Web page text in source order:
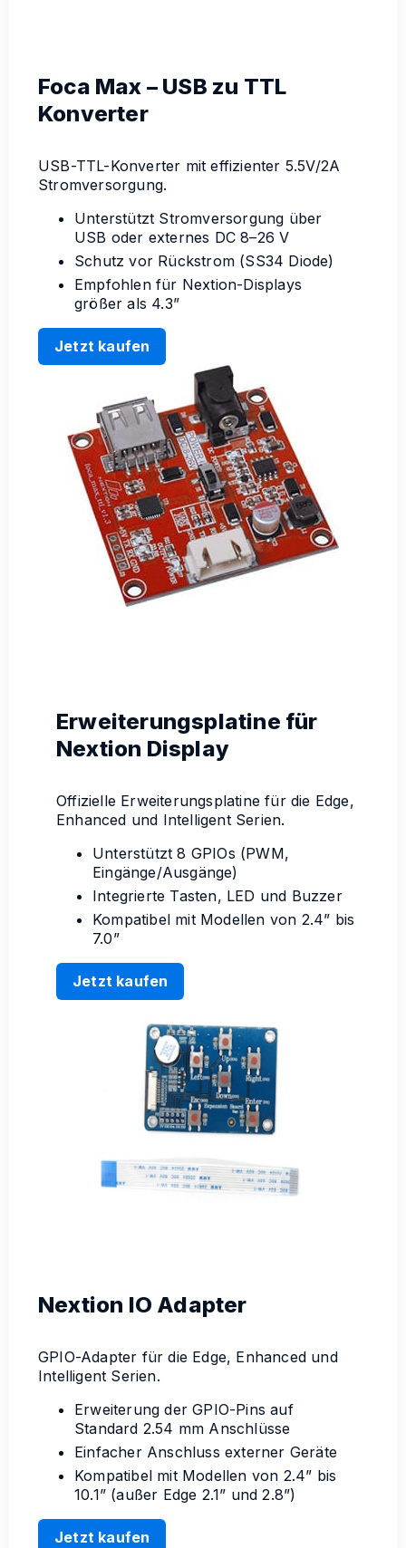
Foca Max – USB zu TTL
Konverter
USB-TTL-Konverter mit effizienter 5.5V/2A
Stromversorgung.
Unterstützt Stromversorgung über
USB oder externes DC 8–26 V
Schutz vor Rückstrom (SS34 Diode)
Empfohlen für Nextion-Displays
größer als 4.3”
Jetzt kaufen
Erweiterungsplatine für
Nextion Display
Offizielle Erweiterungsplatine für die Edge,
Enhanced und Intelligent Serien.
Unterstützt 8 GPIOs (PWM,
Eingänge/Ausgänge)
Integrierte Tasten, LED und Buzzer
Kompatibel mit Modellen von 2.4” bis
7.0”
Jetzt kaufen
Nextion IO Adapter
GPIO-Adapter für die Edge, Enhanced und
Intelligent Serien.
Erweiterung der GPIO-Pins auf
Standard 2.54 mm Anschlüsse
Einfacher Anschluss externer Geräte
Kompatibel mit Modellen von 2.4” bis
10.1” (außer Edge 2.1” und 2.8”)
Jetzt kaufen